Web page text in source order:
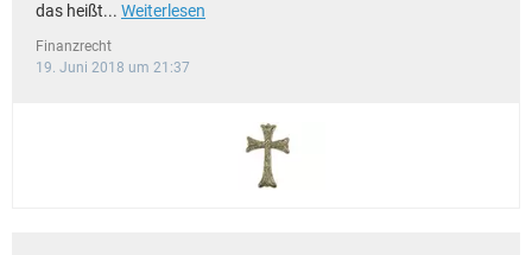
das heißt... Weiterlesen
Finanzrecht
19. Juni 2018 um 21:37